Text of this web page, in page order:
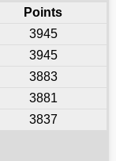
Points
3945
3945
3883
3881
3837